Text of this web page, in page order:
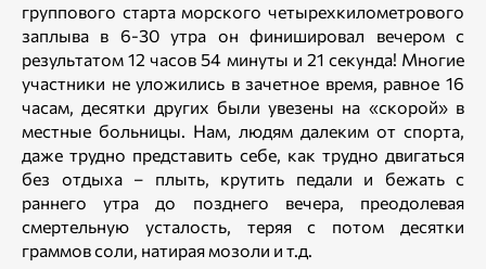
группового старта морского четырехкилометрового
заплыва в 6-30 утра он финишировал вечером с
результатом 12 часов 54 минуты и 21 секунда! Многие
участники не уложились в зачетное время, равное 16
часам, десятки других были увезены на «скорой» в
местные больницы. Нам, людям далеким от спорта,
даже трудно представить себе, как трудно двигаться
без отдыха – плыть, крутить педали и бежать с
раннего утра до позднего вечера, преодолевая
смертельную усталость, теряя с потом десятки
граммов соли, натирая мозоли и т.д.